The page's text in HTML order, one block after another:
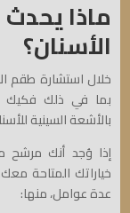
ماذا
الأسنان؟
خلال استشارة طقم
بما في ذلك فكيك
بالأشعة السينية
إذا وُجد أنك مرشح
خياراتك المتاحة
عدة عوامل، منها: